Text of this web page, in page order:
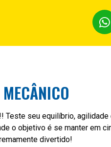
Teste seu equilíbrio,
o objetivo é se manter em
divertido!